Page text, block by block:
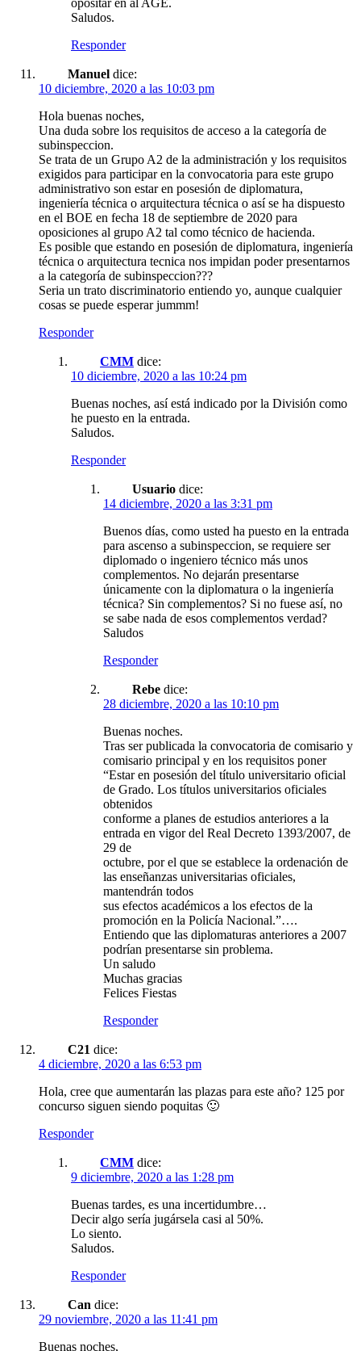
opositar en al AGE.
Saludos.
Responder
Manuel dice:
10 diciembre, 2020 a las 10:03 pm
Hola buenas noches,
Una duda sobre los requisitos de acceso a la categoría de
subinspeccion.
Se trata de un Grupo A2 de la administración y los requisitos
exigidos para participar en la convocatoria para este grupo
administrativo son estar en posesión de diplomatura,
ingeniería técnica o arquitectura técnica o así se ha dispuesto
en el BOE en fecha 18 de septiembre de 2020 para
oposiciones al grupo A2 tal como técnico de hacienda.
Es posible que estando en posesión de diplomatura, ingeniería
técnica o arquitectura tecnica nos impidan poder presentarnos
a la categoría de subinspeccion???
Seria un trato discriminatorio entiendo yo, aunque cualquier
cosas se puede esperar jummm!
Responder
CMM dice:
10 diciembre, 2020 a las 10:24 pm
Buenas noches, así está indicado por la División como
he puesto en la entrada.
Saludos.
Responder
Usuario dice:
14 diciembre, 2020 a las 3:31 pm
Buenos días, como usted ha puesto en la entrada
para ascenso a subinspeccion, se requiere ser
diplomado o ingeniero técnico más unos
complementos. No dejarán presentarse
únicamente con la diplomatura o la ingeniería
técnica? Sin complementos? Si no fuese así, no
se sabe nada de esos complementos verdad?
Saludos
Responder
Rebe dice:
28 diciembre, 2020 a las 10:10 pm
Buenas noches.
Tras ser publicada la convocatoria de comisario y
comisario principal y en los requisitos poner
“Estar en posesión del título universitario oficial
de Grado. Los títulos universitarios oficiales
obtenidos
conforme a planes de estudios anteriores a la
entrada en vigor del Real Decreto 1393/2007, de
29 de
octubre, por el que se establece la ordenación de
las enseñanzas universitarias oficiales,
mantendrán todos
sus efectos académicos a los efectos de la
promoción en la Policía Nacional.”….
Entiendo que las diplomaturas anteriores a 2007
podrían presentarse sin problema.
Un saludo
Muchas gracias
Felices Fiestas
Responder
C21 dice:
4 diciembre, 2020 a las 6:53 pm
Hola, cree que aumentarán las plazas para este año? 125 por
concurso siguen siendo poquitas 🙂
Responder
CMM dice:
9 diciembre, 2020 a las 1:28 pm
Buenas tardes, es una incertidumbre…
Decir algo sería jugársela casi al 50%.
Lo siento.
Saludos.
Responder
Can dice:
29 noviembre, 2020 a las 11:41 pm
Buenas noches,